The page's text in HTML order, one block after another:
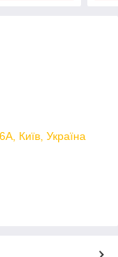
Київ, Україна